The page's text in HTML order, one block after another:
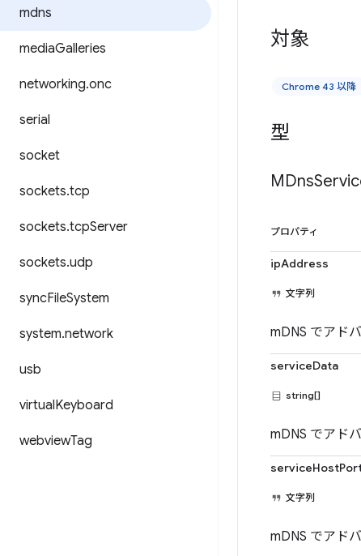
mdns
mediaGalleries
networking.onc
serial
socket
sockets.tcp
sockets.tcpServer
sockets.udp
syncFileSystem
system.network
usb
virtualKeyboard
webviewTag
対象
Chrome 43 以降
型
MDns
プロパティ
ipAddress
文字列
mDNS でアド
serviceData
string[]
mDNS でアド
文字列
mDNS でアド